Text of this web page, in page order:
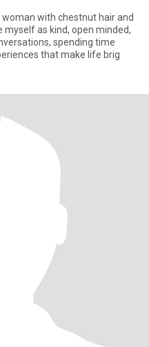
woman with chestnut hair and
myself as kind, open minded,
spending time
that make life brig